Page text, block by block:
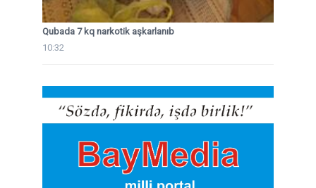
Qubada 7 kq narkotik aşkarlanıb
10:32